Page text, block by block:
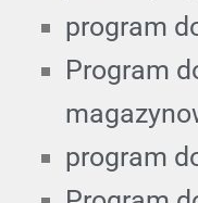
program
Program
program